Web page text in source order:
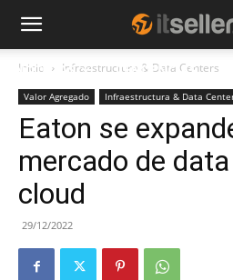
NOTICIAS TENDENCIAS
Inicio Infraestructura & Data Centers
Valor Agregado Infraestructura & Data
Eaton se
mercado de
cloud
29/12/2022